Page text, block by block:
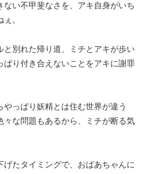
ない不甲斐なさを、アキ自身がいち
。
と別れた帰り道、ミチとアキが歩い
ぱり付き合えないことをアキに謝罪
やっぱり妖精とは住む世界が違う
々な問題もあるから、ミチが断る気
げたタイミングで、おばあちゃんに